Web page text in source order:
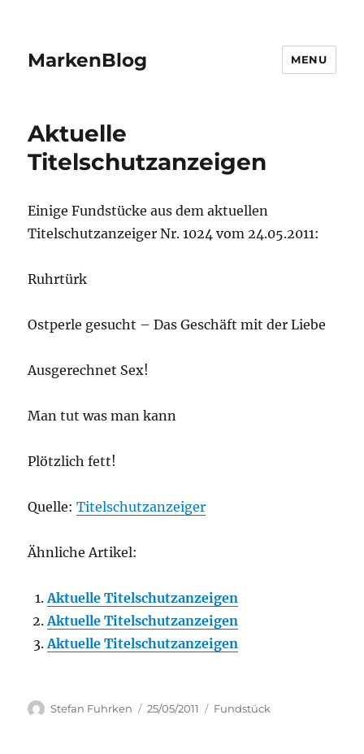
MarkenBlog MENU
Aktuelle
Titelschutzanzeigen
Einige Fundstücke aus dem aktuellen
Titelschutzanzeiger Nr. 1024 vom 24.05.2011:
Ruhrtürk
Ostperle gesucht – Das Geschäft mit der Liebe
Ausgerechnet Sex!
Man tut was man kann
Plötzlich fett!
Quelle:Titelschutzanzeiger
Ähnliche Artikel:
Aktuelle Titelschutzanzeigen
Aktuelle Titelschutzanzeigen
Aktuelle Titelschutzanzeigen
Author
Stefan Fuhrken
Posted
25/05/2011 Categories
Fundstück